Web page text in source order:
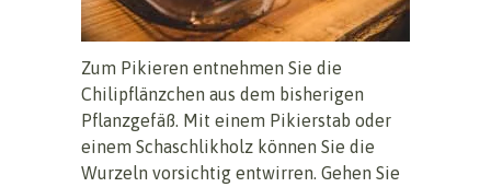
Zum Pikieren entnehmen Sie die
Chilipflänzchen aus dem bisherigen
Pflanzgefäß. Mit einem Pikierstab oder
einem Schaschlikholz können Sie die
Wurzeln vorsichtig entwirren. Gehen Sie